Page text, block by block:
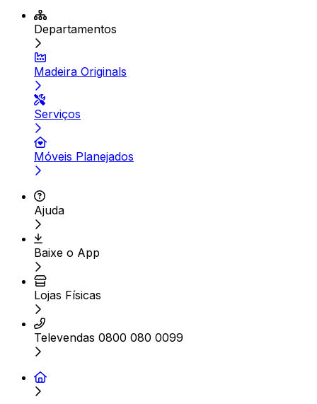
Departamentos
Madeira Originals
Serviços
Móveis Planejados
Ajuda
Baixe o App
Lojas Físicas
Televendas 0800 080 0099